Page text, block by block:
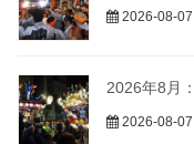
2026-08-07
2026年8月
2026-08-07